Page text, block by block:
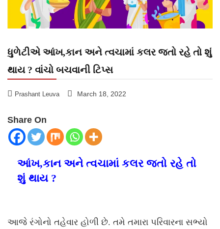
ધુળેટીએ આંખ,કાન અને ત્વચામાં કલર જતો રહે તો શું
થાય ? વાંચો બચવાની ટિપ્સ
Prashant Leuva March 18, 2022
Share On
આંખ,કાન અને ત્વચામાં કલર જતો રહે તો
શું થાય ?
આજે રંગોનો તહેવાર હોળી છે. તમે તમારા પરિવારના સભ્યો